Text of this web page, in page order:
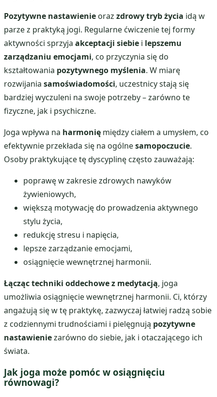
Pozytywne nastawienie oraz zdrowy tryb życia idą w
parze z praktyką jogi. Regularne ćwiczenie tej formy
aktywności sprzyja akceptacji siebie i lepszemu
zarządzaniu emocjami, co przyczynia się do
kształtowania pozytywnego myślenia. W miarę
rozwijania samoświadomości, uczestnicy stają się
bardziej wyczuleni na swoje potrzeby – zarówno te
fizyczne, jak i psychiczne.
Joga wpływa na harmonię między ciałem a umysłem, co
efektywnie przekłada się na ogólnesamopoczucie.
Osoby praktykujące tę dyscyplinę często zauważają:
poprawę w zakresie zdrowych nawyków
żywieniowych,
większą motywację do prowadzenia aktywnego
stylu życia,
redukcję stresu i napięcia,
lepsze zarządzanie emocjami,
osiągnięcie wewnętrznej harmonii.
Łącząc techniki oddechowe z medytacją, joga
umożliwia osiągnięcie wewnętrznej harmonii. Ci, którzy
angażują się w tę praktykę, zazwyczaj łatwiej radzą sobie
z codziennymi trudnościami i pielęgnują pozytywne
nastawieniezarówno do siebie, jak i otaczającego ich
świata.
Jak joga może pomóc w osiągnięciu
równowagi?